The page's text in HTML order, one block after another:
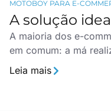
MOTOBOY PARA E-
A solução
A maioria dos e-
em comum: a má
Leia mais